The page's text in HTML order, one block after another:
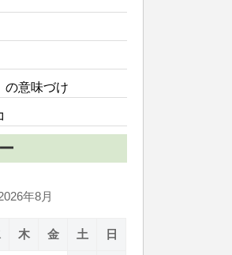
の意味づけ
年8月
木 金 土 日